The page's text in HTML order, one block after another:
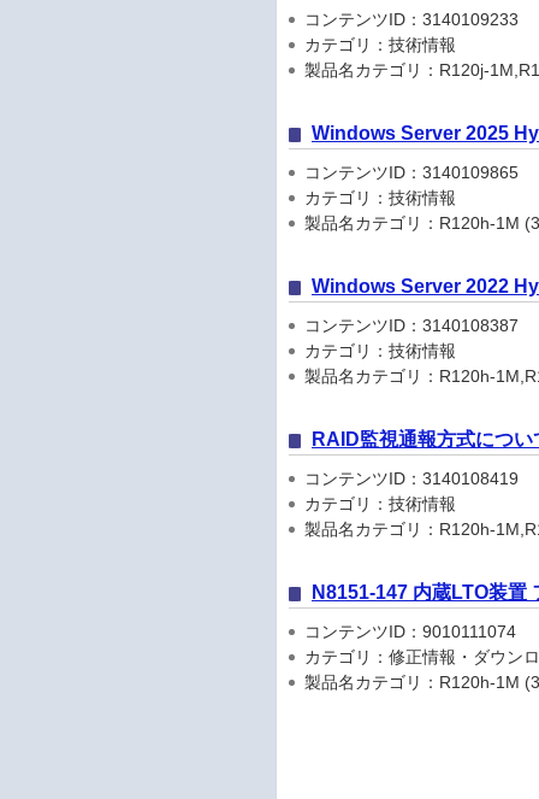
コンテンツID：3140109233
カテゴリ：技術情報
製品名カテゴリ：R120j-
Windows Server 2025
コンテンツID：3140109865
カテゴリ：技術情報
製品名カテゴリ：R120h-1M
Windows Server 2022
コンテンツID：3140108387
カテゴリ：技術情報
製品名カテゴリ：R120h-
RAID監視通報方式につい
コンテンツID：3140108419
カテゴリ：技術情報
製品名カテゴリ：R120h-
N8151-147 内蔵LTO装
コンテンツID：9010111074
カテゴリ：修正情報・ダウン
製品名カテゴリ：R120h-1M